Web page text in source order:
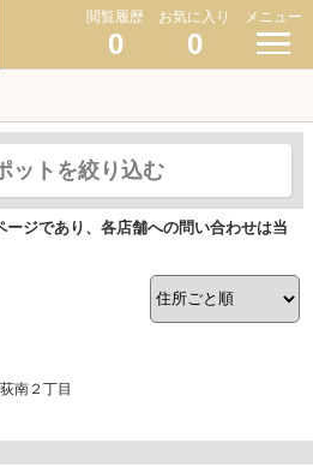
閲覧履歴
0
お気に入り
0
メニュー
ットを絞り込む
ジであり、各店舗への問い合わせは当
南２丁目